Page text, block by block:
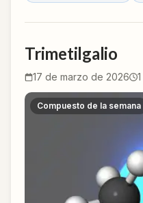
Trimetilgalio
17 de marzo de 2026 1
Compuesto de la semana